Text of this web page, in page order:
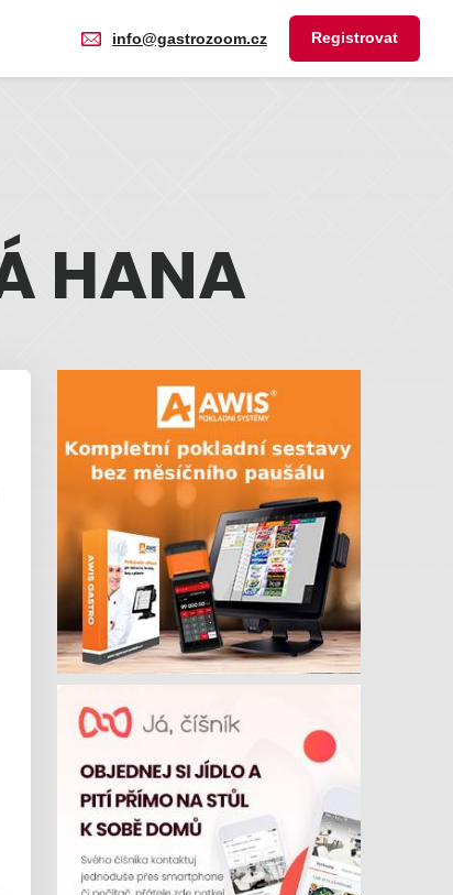
info@gastrozoom.cz Registrovat
HANA